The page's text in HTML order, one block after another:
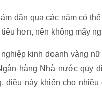
dần qua các năm có
hơn, nên không mấy
kinh doanh vàng
hàng Nhà nước quy
điều này khiến cho